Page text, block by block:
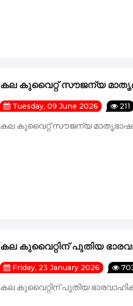
കല കുവൈറ്റ് സൗജന്യ
Tuesday, 09 June 2026 211
കല കുവൈറ്റ് സൗജന്യ മാതൃഭാഷാ
കല കുവൈറ്റിന് പുതിയ
Friday, 23 January 2026
കല കുവൈറ്റിന് പുതിയ